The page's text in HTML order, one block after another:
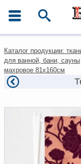
Каталог
Ткани
Домашний
Одежда
Текстиль для
гостиниц
Текстильная
фурнитура
Условия работы
Каталог продукции:
для ванной, бани, сауны
махровое 81х160см